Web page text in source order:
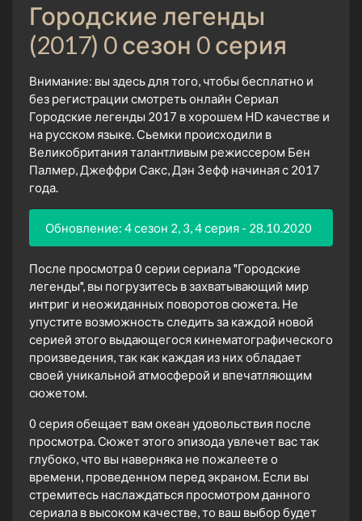
Городские легенды
(2017) 0 сезон 0 серия
Внимание: вы здесь для того, чтобы бесплатно и
без регистрации смотреть онлайн Сериал
Городские легенды 2017 в хорошем HD качестве и
на русском языке. Сьемки происходили в
Великобритания талантливым режиссером Бен
Палмер, Джеффри Сакс, Дэн Зефф начиная с 2017
года.
Обновление: 4 сезон 2, 3, 4 серия - 28.10.2020
После просмотра 0 серии сериала "Городские
легенды", вы погрузитесь в захватывающий мир
интриг и неожиданных поворотов сюжета. Не
упустите возможность следить за каждой новой
серией этого выдающегося кинематографического
произведения, так как каждая из них обладает
своей уникальной атмосферой и впечатляющим
сюжетом.
0 серия обещает вам океан удовольствия после
просмотра. Сюжет этого эпизода увлечет вас так
глубоко, что вы наверняка не пожалеете о
времени, проведенном перед экраном. Если вы
стремитесь наслаждаться просмотром данного
сериала в высоком качестве, то ваш выбор будет